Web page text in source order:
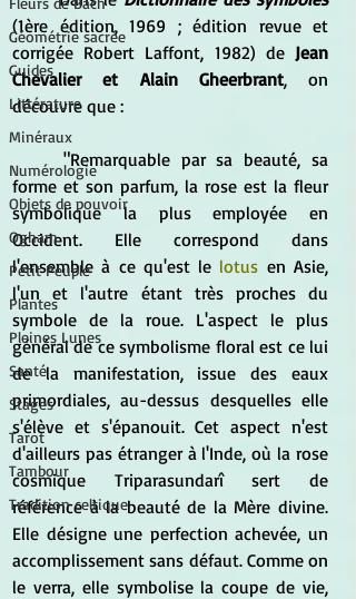
Géométrie sacrée
Guides
Littérature
Minéraux
Numérologie
Objets de pouvoir
Ogham
Petit Peuple
Plantes
Pleines Lunes
Santé
Stages
Tarot
Tambour
Tradition celtique
(1ère édition, 1969 ; édition revue et
corrigée Robert Laffont, 1982) de Jean
Chevalier et Alain Gheerbrant, on
découvre que :
	"Remarquable par sa beauté, sa
forme et son parfum, la rose est la fleur
symbolique la plus employée en
Occident. Elle correspond dans
l'ensemble à ce qu'est le lotus en Asie,
l'un et l'autre étant très proches du
symbole de la roue. L'aspect le plus
général de ce symbolisme floral est ce lui
de la manifestation, issue des eaux
primordiales, au-dessus desquelles elle
s'élève et s'épanouit. Cet aspect n'est
d'ailleurs pas étranger à l'Inde, où la rose
cosmique Triparasundarî sert de
référence à la beauté de la Mère divine.
Elle désigne une perfection achevée, un
accomplissement sans défaut. Comme on
le verra, elle symbolise la coupe de vie,